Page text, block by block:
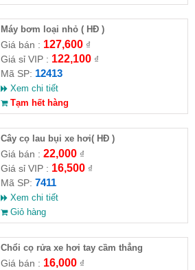
Máy bơm loại nhỏ ( HĐ )
Giá bán : 127,600₫
Giá sỉ VIP : 122,100₫
Mã SP: 12413
Xem chi tiết
Tạm hết hàng
Cây cọ lau bụi xe hơi( HĐ )
Giá bán : 22,000₫
Giá sỉ VIP : 16,500₫
Mã SP: 7411
Xem chi tiết
Giỏ hàng
Chổi cọ rửa xe hơi tay cầm thẳng
Giá bán : 16,000₫